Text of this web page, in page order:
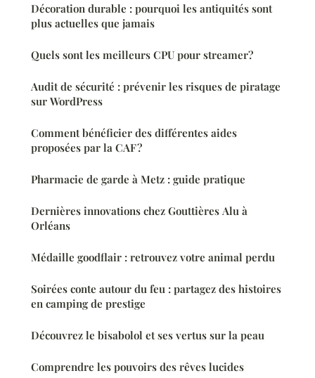
Décoration durable : pourquoi les antiquités sont
plus actuelles que jamais
Quels sont les meilleurs CPU pour streamer?
Audit de sécurité : prévenir les risques de piratage
sur WordPress
Comment bénéficier des différentes aides
proposées par la CAF ?
Pharmacie de garde à Metz : guide pratique
Dernières innovations chez Gouttières Alu à
Orléans
Médaille goodflair : retrouvez votre animal perdu
Soirées conte autour du feu : partagez des histoires
en camping de prestige
Découvrez le bisabolol et ses vertus sur la peau
Comprendre les pouvoirs des rêves lucides